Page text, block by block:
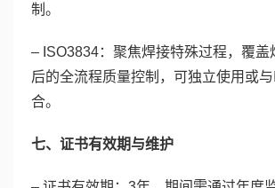
制。
– ISO3834：聚焦焊接特殊过程，覆盖
后的全流程质量控制，可独立使用或
合。
七、证书有效期与维护